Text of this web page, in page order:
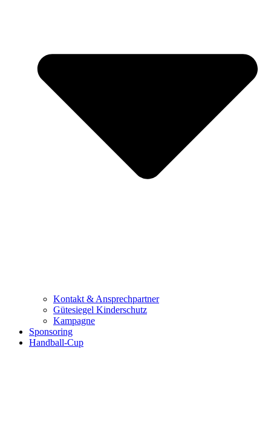
Kontakt & Ansprechpartner
Gütesiegel Kinderschutz
Kampagne
Sponsoring
Handball-Cup